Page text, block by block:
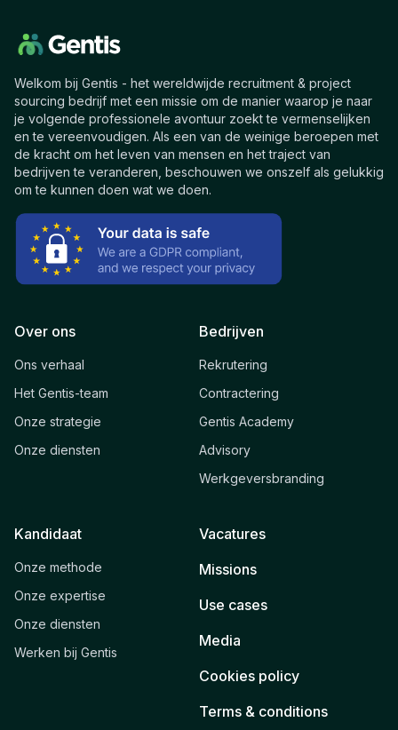
Welkom bij Gentis - het wereldwijde recruitment & project
sourcing bedrijf met een missie om de manier waarop je naar
je volgende professionele avontuur zoekt te vermenselijken
en te vereenvoudigen. Als een van de weinige beroepen met
de kracht om het leven van mensen en het traject van
bedrijven te veranderen, beschouwen we onszelf als gelukkig
om te kunnen doen wat we doen.
Over ons
Ons verhaal
Het Gentis-team
Onze strategie
Onze diensten
Bedrijven
Rekrutering
Contractering
Gentis Academy
Advisory
Werkgeversbranding
Kandidaat
Onze methode
Onze expertise
Onze diensten
Werken bij Gentis
Vacatures
Missions
Use cases
Media
Cookies policy
Terms & conditions